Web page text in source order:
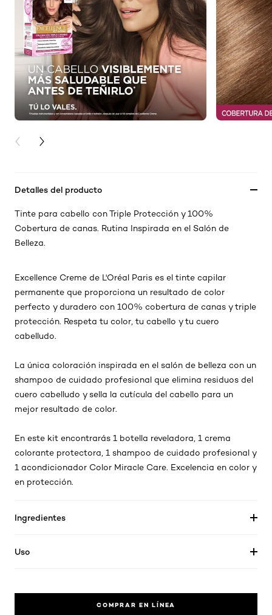
PREVIOUS CARD
NEXT CARD
Detalles del producto
Tinte para cabello con Triple Protección y 100%
Cobertura de canas. Rutina Inspirada en el Salón de
Belleza.
Excellence Creme de L'Oréal Paris es el tinte capilar
permanente que proporciona un resultado de color
perfecto y duradero con 100% cobertura de canas y triple
protección. Respeta tu color, tu cabello y tu cuero
cabelludo.
La única coloración inspirada en el salón de belleza con un
shampoo de cuidado profesional que elimina residuos del
cuero cabelludo y sella la cutícula del cabello para un
mejor resultado de color.
En este kit encontrarás 1 botella reveladora, 1 crema
colorante protectora, 1 shampoo de cuidado profesional y
1 acondicionador Color Miracle Care. Excelencia en color y
en protección.
Ingredientes
Uso
COMPRAR EN LÍNEA